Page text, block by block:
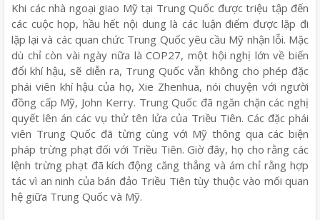
Khi các nhà ngoại giao Mỹ tại Trung Quốc được triệu tập đến
các cuộc họp, hầu hết nội dung là các luận điểm được lặp đi
lặp lại và các quan chức Trung Quốc yêu cầu Mỹ nhận lỗi. Mặc
dù chỉ còn vài ngày nữa là COP27, một hội nghị lớn về biến
đổi khí hậu, sẽ diễn ra, Trung Quốc vẫn không cho phép đặc
phái viên khí hậu của họ, Xie Zhenhua, nói chuyện với người
đồng cấp Mỹ, John Kerry. Trung Quốc đã ngăn chặn các nghị
quyết lên án các vụ thử tên lửa của Triều Tiên. Các đặc phái
viên Trung Quốc đã từng cùng với Mỹ thông qua các biện
pháp trừng phạt đối với Triều Tiên. Giờ đây, họ cho rằng các
lệnh trừng phạt đã kích động căng thẳng và ám chỉ rằng hợp
tác vì an ninh của bán đảo Triều Tiên tùy thuộc vào mối quan
hệ giữa Trung Quốc và Mỹ.